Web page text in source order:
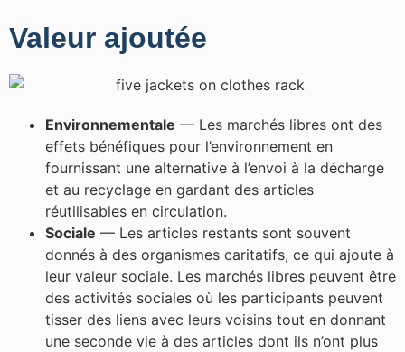
Environnementale — Les marchés libres ont des
effets bénéfiques pour l’environnement en
fournissant une alternative à l’envoi à la décharge
et au recyclage en gardant des articles
réutilisables en circulation.
Sociale — Les articles restants sont souvent
donnés à des organismes caritatifs, ce qui ajoute à
leur valeur sociale. Les marchés libres peuvent être
des activités sociales où les participants peuvent
tisser des liens avec leurs voisins tout en donnant
une seconde vie à des articles dont ils n’ont plus
Valeur ajoutée